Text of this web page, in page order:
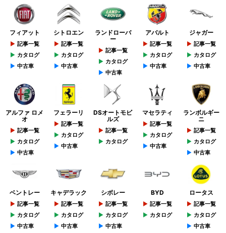
フィアット
記事一覧
カタログ
中古車
シトロエン
記事一覧
カタログ
中古車
ランドローバ
ー
記事一覧
カタログ
中古車
アバルト
記事一覧
カタログ
中古車
ジャガー
記事一覧
カタログ
中古車
アルファ ロメ
オ
記事一覧
カタログ
中古車
フェラーリ
記事一覧
カタログ
中古車
DSオートモビ
ルズ
記事一覧
カタログ
マセラティ
記事一覧
カタログ
中古車
ランボルギー
ニ
記事一覧
カタログ
中古車
ベントレー
記事一覧
カタログ
中古車
キャデラック
記事一覧
カタログ
中古車
シボレー
記事一覧
カタログ
中古車
BYD
記事一覧
カタログ
ロータス
記事一覧
カタログ
中古車